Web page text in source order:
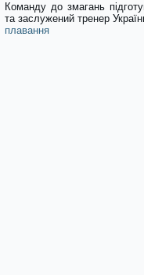
Команду до змагань
та заслужений тренер
плавання